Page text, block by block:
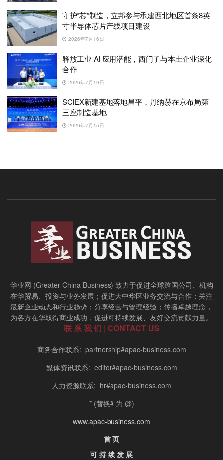
守护“芯”制造，立邦参与承建西北地区首条8英
寸半导体芯片产线项目建设
2026年7月16日
释放工业 AI 应用潜能，西门子与本土企业深化
合作
2026年7月19日
SCIEX新建基地落地昌平，丹纳赫在京布局第
三座制造基地
2026年7月15日
华业网 (Greater China Business) 致力于促进全球跨国公司、机构
在华贸易、投资与业务发展；促进大中华区业务交流与合作；关注
最新企业动态和行业趋势；分享经营与管理经验；传播卓越理念，
为各方在华取得商业成功，促进可持续发展、友好交流贡献力量。
联 系 我 们 | CONTACT US
商务合作联系: partnership#apac-business.com
媒体资讯联系: editor#apac-business.com
人力资源联系: hr#apac-business.com
* (替换# 为 @)
www.apac-business.com
首 页
可 持 续 发 展